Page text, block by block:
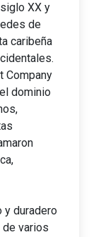
XX y
de
caribeña
Company
dominio
y duradero
varios